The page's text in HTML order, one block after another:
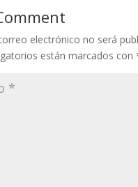
electrónico no será
están marcados con